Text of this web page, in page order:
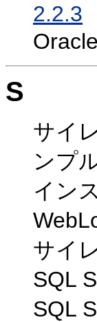
2.2.3
S
サイ
ンプ
イン
サイ
SQL
SQL